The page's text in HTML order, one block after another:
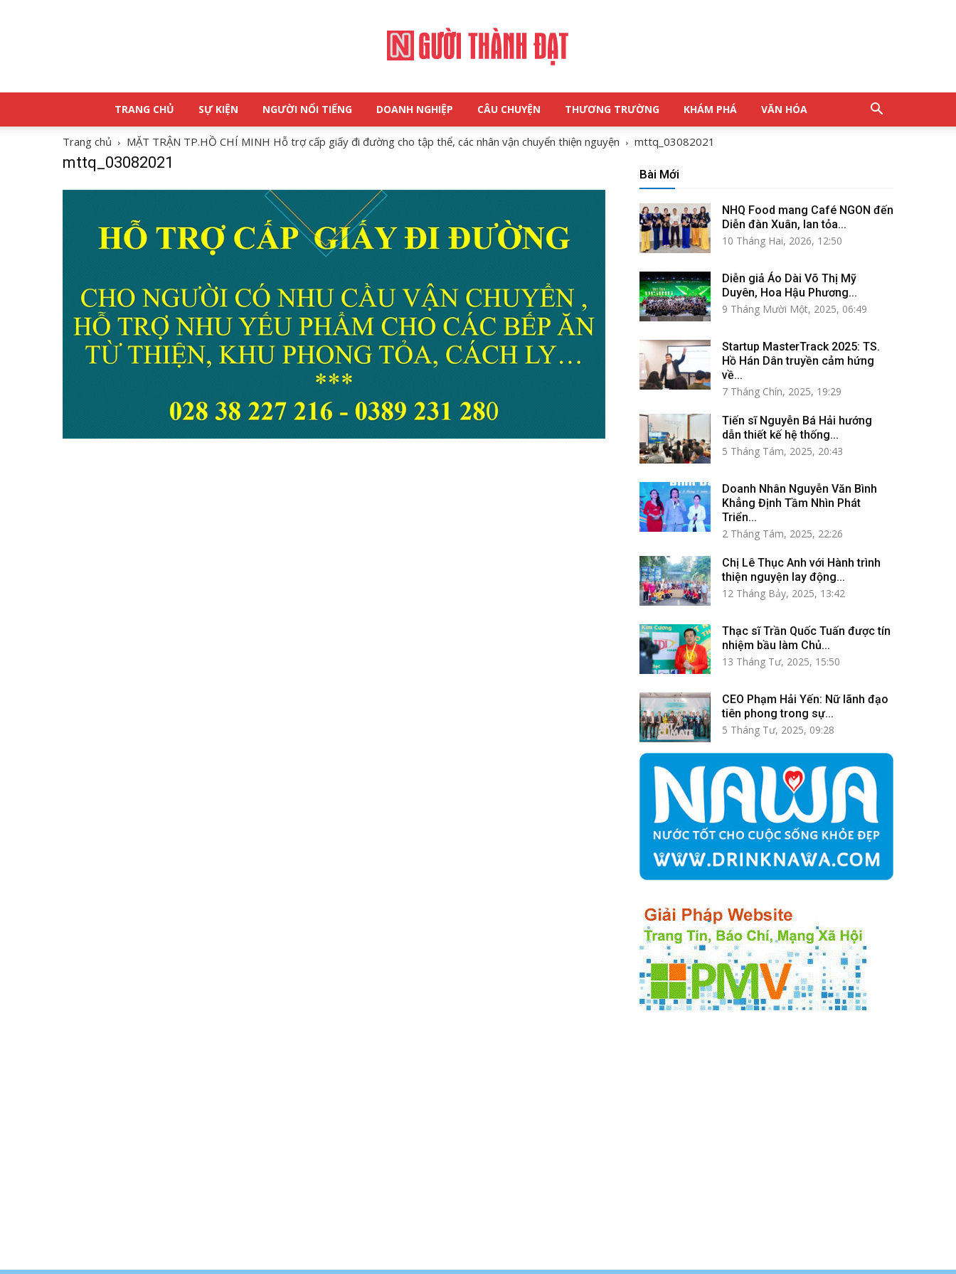
THÀNH
ĐẠT
TRANG CHỦ SỰ KIỆN NGƯỜI NỔI TIẾNG DOANH NGHIỆP CÂU CHUYỆN THƯƠNG TRƯỜNG KHÁM PHÁ VĂN HÓA
Trang chủ MẶT TRẬN TP.HỒ CHÍ MINH Hỗ trợ cấp giấy đi đường cho tập thể, các nhân vận chuyển thiện nguyện mttq_03082021
mttq_03082021
Bài Mới
NHQ Food mang Café NGON đến
Diễn đàn Xuân, lan tỏa...
10 Tháng Hai, 2026, 12:50
Diễn giả Áo Dài Võ Thị Mỹ
Duyên, Hoa Hậu Phương...
9 Tháng Mười Một, 2025, 06:49
Startup MasterTrack 2025: TS.
Hồ Hán Dân truyền cảm hứng
về...
7 Tháng Chín, 2025, 19:29
Tiến sĩ Nguyễn Bá Hải hướng
dẫn thiết kế hệ thống...
5 Tháng Tám, 2025, 20:43
Doanh Nhân Nguyễn Văn Bình
Khẳng Định Tầm Nhìn Phát
Triển...
2 Tháng Tám, 2025, 22:26
Chị Lê Thục Anh với Hành trình
thiện nguyện lay động...
12 Tháng Bảy, 2025, 13:42
Thạc sĩ Trần Quốc Tuấn được tín
nhiệm bầu làm Chủ...
13 Tháng Tư, 2025, 15:50
CEO Phạm Hải Yến: Nữ lãnh đạo
tiên phong trong sự...
5 Tháng Tư, 2025, 09:28